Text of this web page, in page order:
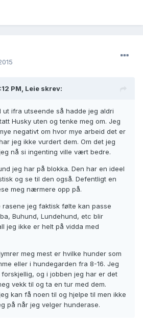
PM, Leie skrev:
ut ifra utseende så hadde jeg aldri
Husky uten og tenke meg om. Jeg
negativt om hvor mye arbeid det er
jeg ikke vurdert dem. Om det jeg
nå si ingenting ville vært bedre.
jeg har på blokka. Den har en ideel
og se til den også. Defentligt en
meg nærmere opp på.
rasene jeg faktisk følte kan passe
Buhund, Lundehund, etc blir
jeg ikke er helt på vidda med
meg mest er hvilke hunder som
eller i hundegarden fra 8-16. Jeg
og i jobben jeg har er det
vekk til og ta en tur med dem.
kan få noen til og hjelpe til men ikke
på når jeg velger hunderase.